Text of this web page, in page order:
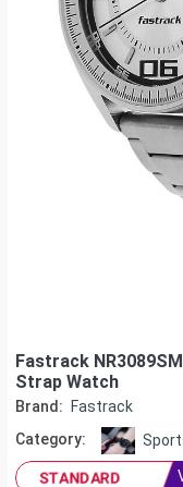
Fastrack
Strap Watch
Brand:
Fastrack
Category:
STANDARD